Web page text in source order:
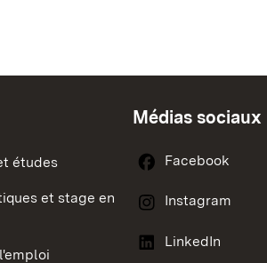
études
et stage en
Médias sociaux
Facebook
Instagram
LinkedIn